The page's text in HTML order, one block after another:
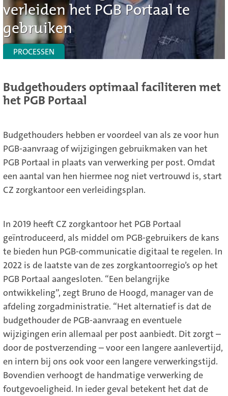
verleiden het PGB Portaal te
gebruiken
PROCESSEN
Budgethouders optimaal faciliteren met
het PGB Portaal
Budgethouders hebben er voordeel van als ze voor hun
PGB-aanvraag of wijzigingen gebruikmaken van het
PGB Portaal in plaats van verwerking per post. Omdat
een aantal van hen hiermee nog niet vertrouwd is, start
CZ zorgkantoor een verleidingsplan.
In 2019 heeft CZ zorgkantoor het PGB Portaal
geïntroduceerd, als middel om PGB-gebruikers de kans
te bieden hun PGB-communicatie digitaal te regelen. In
2022 is de laatste van de zes zorgkantoorregio’s op het
PGB Portaal aangesloten. “Een belangrijke
ontwikkeling”, zegt Bruno de Hoogd, manager van de
afdeling zorgadministratie. “Het alternatief is dat de
budgethouder de PGB-aanvraag en eventuele
wijzigingen erin allemaal per post aanbiedt. Dit zorgt –
door de postverzending – voor een langere aanlevertijd,
en intern bij ons ook voor een langere verwerkingstijd.
Bovendien verhoogt de handmatige verwerking de
foutgevoeligheid. In ieder geval betekent het dat de